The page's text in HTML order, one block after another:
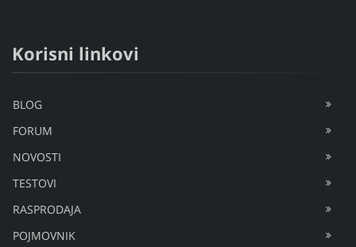
Korisni linkovi
BLOG
FORUM
NOVOSTI
TESTOVI
RASPRODAJA
POJMOVNIK